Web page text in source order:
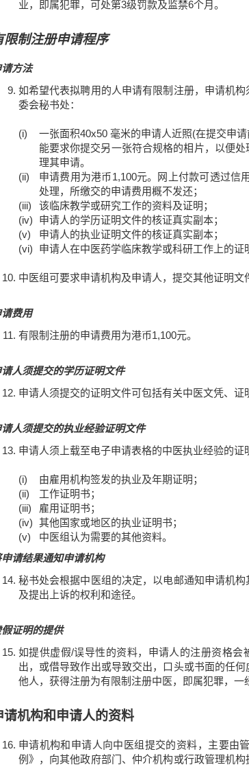
业，即属犯罪，可处第3级罚款及监禁6个月。
限制注册申请程序
请方法
如希望代表拟聘用的人申请有限制注册，申请机
委会秘书处：
(i)
一张面积40x50 毫米的申请人近照(在提交申
能要求你提交另一张符合规格的相片，以便
理其申请。
(ii)
申请费用为港币1,100元。网上付款可透过
处理，所缴交的申请费用概不发还；
(iii)
该临床教学或研究工作的资料及证明；
(iv)
申请人的学历证明文件的核证真实副本；
(v)
申请人的执业证明文件的核证真实副本；
(vi)
申请人在中医药学临床教学或科研工作上的证
中医组可要求申请机构及申请人，提交其他证明文
请费用
有限制注册的申请费用为港币1,100元。
请人须提交的学历证明文件
申请人须提交的证明文件可包括有关中医文凭、证
请人须提交的执业经验证明文件
申请人须上载至电子申请表格的中医执业经验的证
(i)
由雇用机构签发的执业及年期证明；
(ii)
工作证明书；
(iii)
雇用证明书；
(iv) 其他国家或地区的执业证明书；
(v)
中医组认为需要的其他资料。
申请结果通知申请机构
秘书处会根据中医组的决定，以电邮通知申请机
及提出上诉的权利和途径。
假证明的提供
如提供虚假/误导性的资料，申请人的注册资格
出，或借导致作出或导致交出，口头或书面的任
他人，获得注册为有限制注册中医，即属犯罪，一
请机构和申请人的资料
申请机构和申请人向中医组提交的资料，主要由
例》，向其他政府部门、仲介机构或行政管理机